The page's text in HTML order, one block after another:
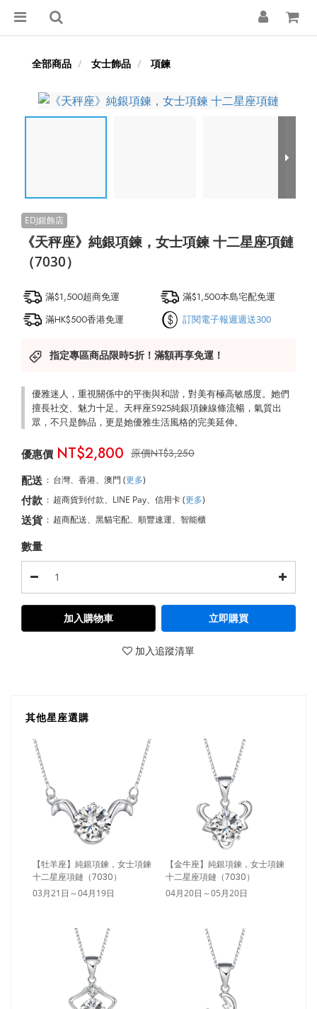
全部商品 女士飾品 項鍊
《天秤座》純銀項鍊，女士項鍊 十二星座項鏈
（7030）
滿$1,500超商免運
滿$1,500本島宅配免運
滿HK$500香港免運
訂閱電子報週週送300
指定專區商品限時5折！滿額再享免運！
優雅迷人，重視關係中的平衡與和諧，對美有極高敏感度。她們
擅長社交、魅力十足。天秤座S925純銀項鍊線條流暢，氣質出
眾，不只是飾品，更是她優雅生活風格的完美延伸。
NT$3,250
NT$2,800
配送 : 台灣、香港、澳門 (更多)
付款 : 超商貨到付款、LINE Pay、信用卡(更多)
送貨 : 超商配送、黑貓宅配、順豐速運、智能櫃
數量
加入購物車 立即購買
加入追蹤清單
其他星座選購
【牡羊座】純銀項鍊，女士項鍊
十二星座項鏈（7030）
03月21日～04月19日
【金牛座】純銀項鍊，女士項鍊
十二星座項鏈（7030）
04月20日～05月20日